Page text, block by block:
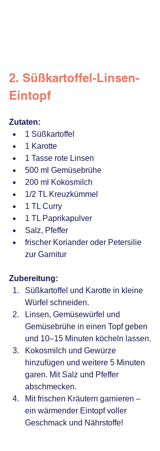
2. Süßkartoffel-Linsen-
Eintopf
Zutaten:
1 Süßkartoffel
1 Karotte
1 Tasse rote Linsen
500 ml Gemüsebrühe
200 ml Kokosmilch
1/2 TL Kreuzkümmel
1 TL Curry
1 TL Paprikapulver
Salz, Pfeffer
frischer Koriander oder Petersilie
zur Garnitur
Zubereitung:
Süßkartoffel und Karotte in kleine
Würfel schneiden.
Linsen, Gemüsewürfel und
Gemüsebrühe in einen Topf geben
und 10–15 Minuten köcheln lassen.
Kokosmilch und Gewürze
hinzufügen und weitere 5 Minuten
garen. Mit Salz und Pfeffer
abschmecken.
Mit frischen Kräutern garnieren –
ein wärmender Eintopf voller
Geschmack und Nährstoffe!